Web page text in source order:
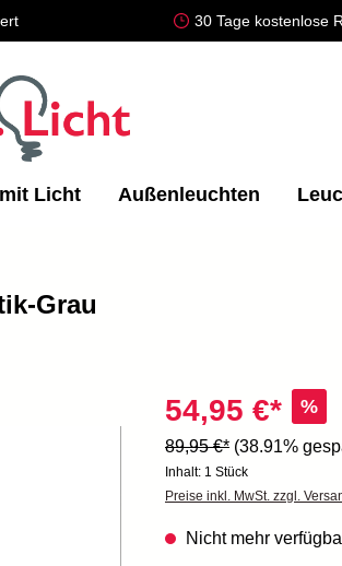
30 Tage kostenlose
Licht Außenleuchten
Grau
54,95 €* %
89,95 €* (38.91%
Inhalt: 1 Stück
Preise inkl. MwSt. zzgl.
Nicht mehr